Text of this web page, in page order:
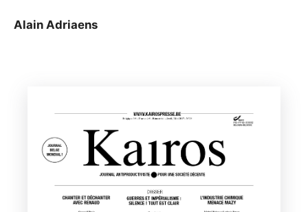
Alain Adriaens